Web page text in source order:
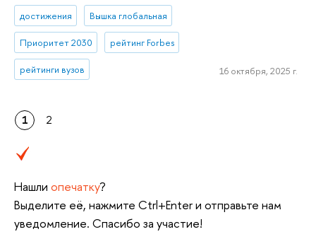
достижения Вышка глобальная
Приоритет 2030 рейтинг Forbes
рейтинги вузов 16 октября, 2025 г.
1 2
Нашли опечатку?
Выделите её, нажмите Ctrl+Enter и отправьте нам
уведомление. Спасибо за участие!